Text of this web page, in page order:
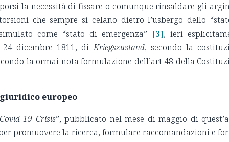
la necessità di fissare o comunque rinsaldare gli
che sempre si celano dietro l’usbergo dello
come “stato di emergenza” [3], ieri
24 dicembre 1811, diKriegszustand, secondo la
la ormai nota formulazione dell’art 48 della
europeo
19 Crisis”, pubblicato nel mese di maggio di
promuovere la ricerca, formulare raccomandazioni e